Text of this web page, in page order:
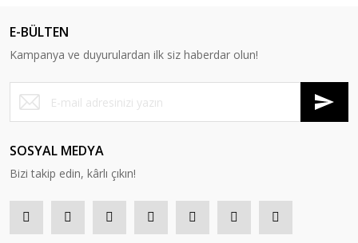
E-BÜLTEN
Kampanya ve duyurulardan ilk siz haberdar olun!
SOSYAL MEDYA
Bizi takip edin, kârlı çıkın!